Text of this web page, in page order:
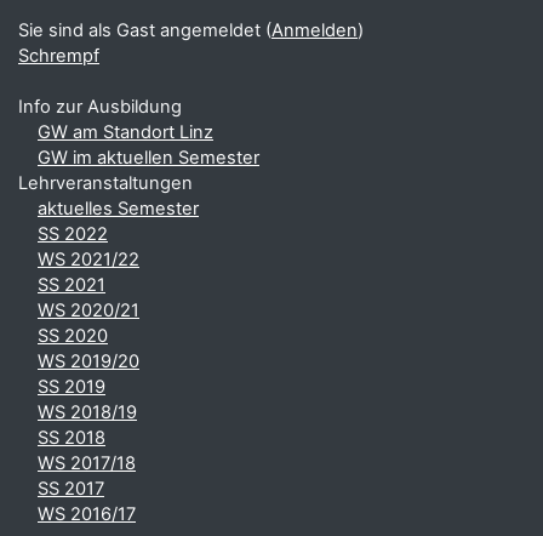
Sie sind als Gast angemeldet (Anmelden)
Schrempf
Info zur Ausbildung
GW am Standort Linz
GW im aktuellen Semester
Lehrveranstaltungen
aktuelles Semester
SS 2022
WS 2021/22
SS 2021
WS 2020/21
SS 2020
WS 2019/20
SS 2019
WS 2018/19
SS 2018
WS 2017/18
SS 2017
WS 2016/17